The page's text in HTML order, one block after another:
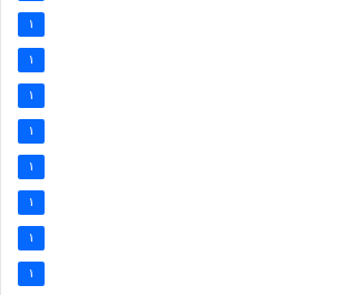
1
1
1
1
1
1
1
1